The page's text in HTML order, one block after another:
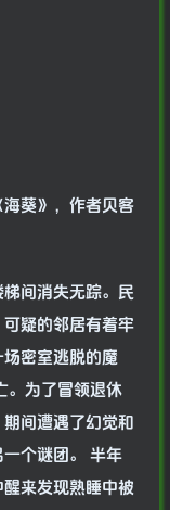
葵》，作者贝客
间消失无踪。民
疑的邻居有着牢
密室逃脱的魔
。为了冒领退休
间遭遇了幻觉和
个谜团。 半年
来发现熟睡中被